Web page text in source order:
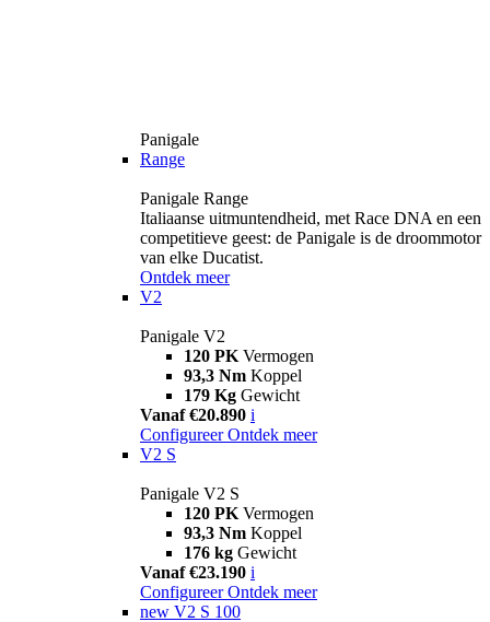
Panigale
Range
Panigale Range
Italiaanse uitmuntendheid, met Race DNA en een
competitieve geest: de Panigale is de droommotor
van elke Ducatist.
Ontdek meer
V2
Panigale V2
120 PK Vermogen
93,3 Nm Koppel
179 Kg Gewicht
Vanaf €20.890 i
Configureer Ontdek meer
V2 S
Panigale V2 S
120 PK Vermogen
93,3 Nm Koppel
176 kg Gewicht
Vanaf €23.190 i
Configureer Ontdek meer
new V2 S 100